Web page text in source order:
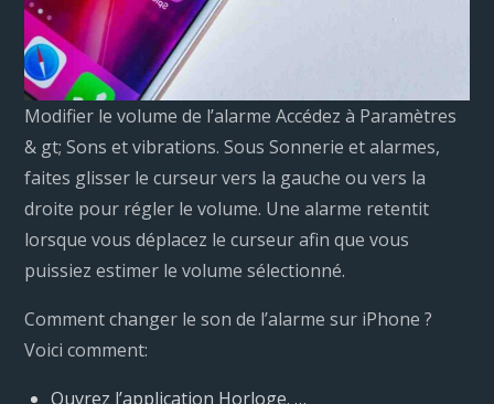
Modifier le volume de l’alarme Accédez à Paramètres
& gt; Sons et vibrations. Sous Sonnerie et alarmes,
faites glisser le curseur vers la gauche ou vers la
droite pour régler le volume. Une alarme retentit
lorsque vous déplacez le curseur afin que vous
puissiez estimer le volume sélectionné.
Comment changer le son de l’alarme sur iPhone ?
Voici comment:
Ouvrez l’application Horloge. …